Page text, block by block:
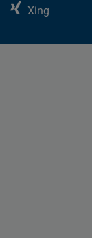
Xing